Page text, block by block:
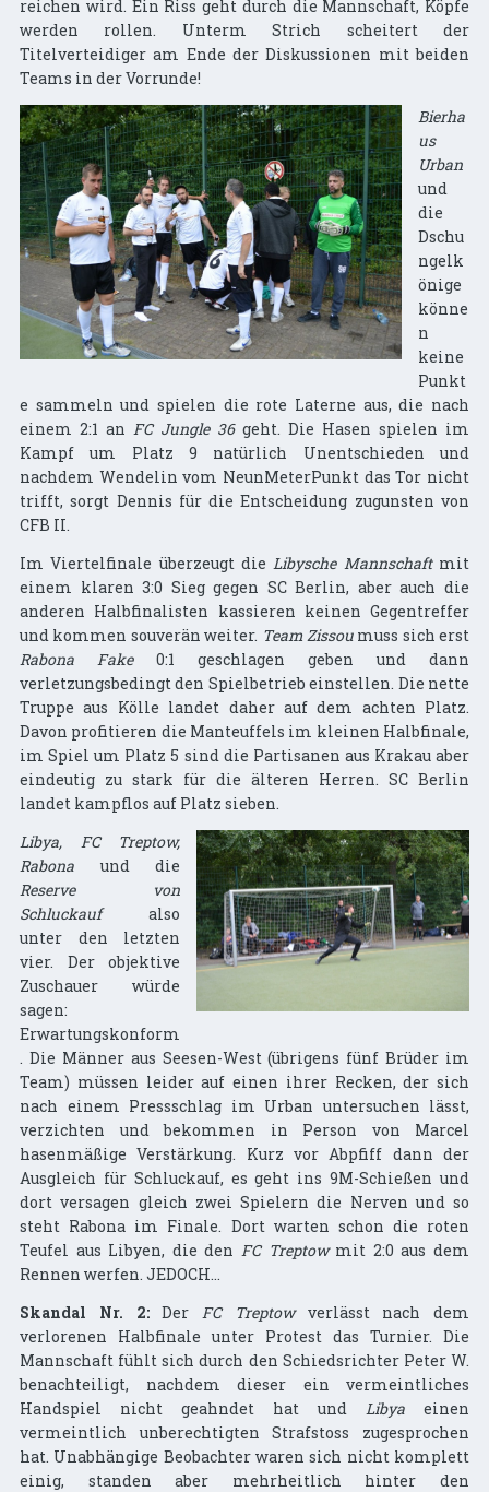
reichen wird. Ein Riss geht durch die Mannschaft, Köpfe
werden rollen. Unterm Strich scheitert der
Titelverteidiger am Ende der Diskussionen mit beiden
Teams in der Vorrunde!
Bierha
us
Urban
und
die
Dschu
ngelk
önige
könne
n
keine
Punkt
e sammeln und spielen die rote Laterne aus, die nach
einem 2:1 an FC Jungle 36geht. Die Hasen spielen im
Kampf um Platz 9 natürlich Unentschieden und
nachdem Wendelin vom NeunMeterPunkt das Tor nicht
trifft, sorgt Dennis für die Entscheidung zugunsten von
CFB II.
Im Viertelfinale überzeugt die Libysche Mannschaftmit
einem klaren 3:0 Sieg gegen SC Berlin, aber auch die
anderen Halbfinalisten kassieren keinen Gegentreffer
und kommen souverän weiter. Team Zissou muss sich erst
Rabona Fake0:1 geschlagen geben und dann
verletzungsbedingt den Spielbetrieb einstellen. Die nette
Truppe aus Kölle landet daher auf dem achten Platz.
Davon profitieren die Manteuffels im kleinen Halbfinale,
im Spiel um Platz 5 sind die Partisanen aus Krakau aber
eindeutig zu stark für die älteren Herren. SC Berlin
landet kampflos auf Platz sieben.
Libya, FC Treptow,
Rabona und die
Reserve von
Schluckaufalso
unter den letzten
vier. Der objektive
Zuschauer würde
sagen:
Erwartungskonform
. Die Männer aus Seesen-West (übrigens fünf Brüder im
Team) müssen leider auf einen ihrer Recken, der sich
nach einem Pressschlag im Urban untersuchen lässt,
verzichten und bekommen in Person von Marcel
hasenmäßige Verstärkung. Kurz vor Abpfiff dann der
Ausgleich für Schluckauf, es geht ins 9M-Schießen und
dort versagen gleich zwei Spielern die Nerven und so
steht Rabona im Finale. Dort warten schon die roten
Teufel aus Libyen, die den FC Treptowmit 2:0 aus dem
Rennen werfen. JEDOCH...
Skandal Nr. 2:Der FC Treptowverlässt nach dem
verlorenen Halbfinale unter Protest das Turnier. Die
Mannschaft fühlt sich durch den Schiedsrichter Peter W.
benachteiligt, nachdem dieser ein vermeintliches
Handspiel nicht geahndet hat und
Libya einen
vermeintlich unberechtigten Strafstoss zugesprochen
hat. Unabhängige Beobachter waren sich nicht komplett
einig, standen aber mehrheitlich hinter den